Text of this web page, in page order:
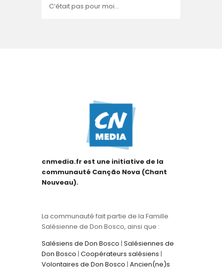
C’était pas pour moi…
cnmedia.fr est une initiative de la
communauté Canção Nova (Chant
Nouveau).
La communauté fait partie de la Famille
Salésienne de Don Bosco, ainsi que :
Salésiens de Don Bosco | Salésiennes de
Don Bosco | Coopérateurs salésiens |
Volontaires de Don Bosco | Ancien(ne)s